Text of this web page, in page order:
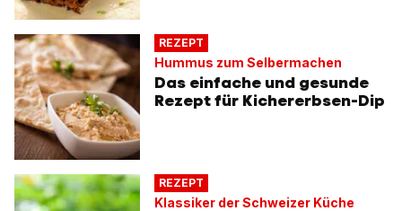
REZEPT
Hummus zum Selbermachen
Das einfache und gesunde
Rezept für Kichererbsen-Dip
REZEPT
Klassiker der Schweizer Küche